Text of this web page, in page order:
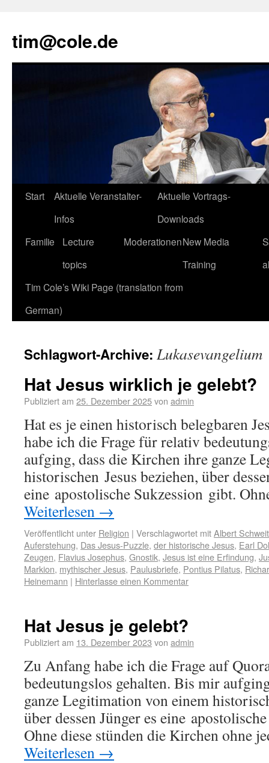
tim@cole.de
Start
Aktuelle Veranstalter-
Infos
Aktuelle Vortrags-
Downloads
Familie
Lecture
topics
ModerationenNew Media
Training
Tim Cole’s Wiki Page (translation from
German)
Schlagwort-Archive: Lukasevangelium
Hat Jesus wirklich je gelebt?
Publiziert am 25. Dezember 2025von admin
Hat es je einen historisch belegbaren
habe ich die Frage für relativ
aufging, dass die Kirchen ihre ganze
historischen Jesus beziehen, über
eine apostolische Sukzession gibt.
Weiterlesen →
Veröffentlicht unter Religion | Verschlagwortet mitAlbert
Auferstehung, Das Jesus-Puzzle, der historische Jesus, Earl
Zeugen, Flavius Josephus, Gnostik, Jesus ist eine Erfindung,
Markion, mythischer Jesus, Paulusbriefe, Pontius Pilatus,
Heinemann | Hinterlasse einen Kommentar
Hat Jesus je gelebt?
Publiziert am 13. Dezember 2023 von admin
Zu Anfang habe ich die Frage auf
bedeutungslos gehalten. Bis mir
ganze Legitimation von einem
über dessen Jünger es eine
Ohne diese stünden die Kirchen ohne
Weiterlesen →